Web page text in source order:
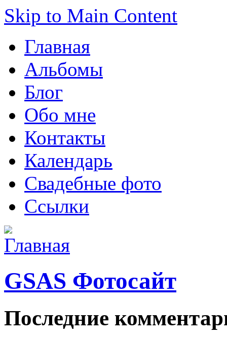
Skip to Main Content
Главная
Альбомы
Блог
Обо мне
Контакты
Календарь
Свадебные фото
Ссылки
GSAS Фотосайт
Последние